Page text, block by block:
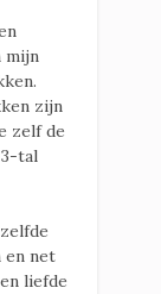
mijn
zijn
zelf de
tal
en net
liefde